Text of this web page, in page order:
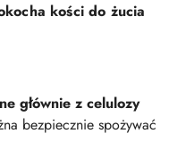
kości do żucia
głównie z celulozy
bezpiecznie spożywać